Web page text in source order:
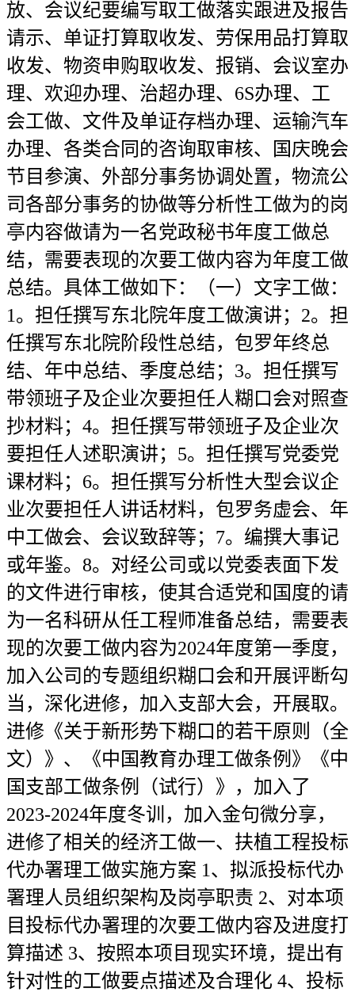
放、会议纪要编写取工做落实跟进及报告
请示、单证打算取收发、劳保用品打算取
收发、物资申购取收发、报销、会议室办
理、欢迎办理、治超办理、6S办理、工
会工做、文件及单证存档办理、运输汽车
办理、各类合同的咨询取审核、国庆晚会
节目参演、外部分事务协调处置，物流公
司各部分事务的协做等分析性工做为的岗
亭内容做请为一名党政秘书年度工做总
结，需要表现的次要工做内容为年度工做
总结。具体工做如下：（一）文字工做：
1。担任撰写东北院年度工做演讲；2。担
任撰写东北院阶段性总结，包罗年终总
结、年中总结、季度总结；3。担任撰写
带领班子及企业次要担任人糊口会对照查
抄材料；4。担任撰写带领班子及企业次
要担任人述职演讲；5。担任撰写党委党
课材料；6。担任撰写分析性大型会议企
业次要担任人讲话材料，包罗务虚会、年
中工做会、会议致辞等；7。编撰大事记
或年鉴。8。对经公司或以党委表面下发
的文件进行审核，使其合适党和国度的请
为一名科研从任工程师准备总结，需要表
现的次要工做内容为2024年度第一季度，
加入公司的专题组织糊口会和开展评断勾
当，深化进修，加入支部大会，开展取。
进修《关于新形势下糊口的若干原则（全
文）》、《中国教育办理工做条例》《中
国支部工做条例（试行）》，加入了
2023-2024年度冬训，加入金句微分享，
进修了相关的经济工做一、扶植工程投标
代办署理工做实施方案 1、拟派投标代办
署理人员组织架构及岗亭职责 2、对本项
目投标代办署理的次要工做内容及进度打
算描述 3、按照本项目现实环境，提出有
针对性的工做要点描述及合理化 4、投标